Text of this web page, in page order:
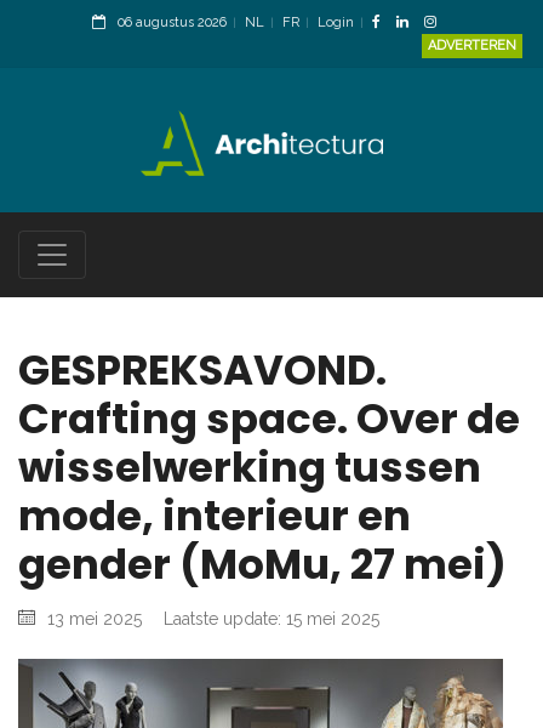
06 augustus 2026 NL FR
Login
ADVERTEREN
GESPREKSAVOND.
Crafting space. Over de
wisselwerking tussen
mode, interieur en
gender (MoMu, 27 mei)
13 mei 2025 Laatste update: 15 mei 2025